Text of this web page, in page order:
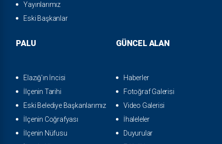
Yayınlarımız
Eski Başkanlar
PALU
Elazığ'ın İncisi
İlçenin Tarihi
Eski Belediye Başkanlarımız
İlçenin Coğrafyası
İlçenin Nüfusu
GÜNCEL ALAN
Haberler
Fotoğraf Galerisi
Video Galerisi
İhaleleler
Duyurular